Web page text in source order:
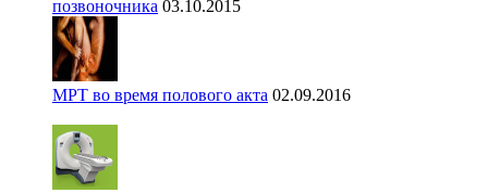
позвоночника 03.10.2015
МРТ во время полового акта 02.09.2016